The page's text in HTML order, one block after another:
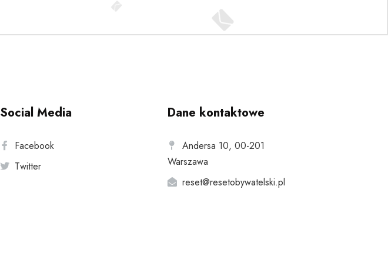
Social Media
Facebook
Twitter
Dane kontaktowe
Andersa 10, 00-201
Warszawa
reset@resetobywatelski.pl